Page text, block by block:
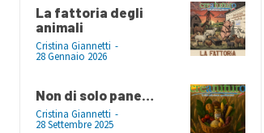
La fattoria degli
animali
Cristina Giannetti -
28 Gennaio 2026
Non di solo pane…
Cristina Giannetti -
28 Settembre 2025